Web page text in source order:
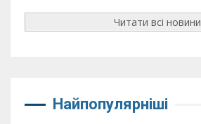
Читати всі новини
Найпопулярніші